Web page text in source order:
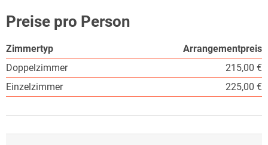
Preise pro Person
Zimmertyp
Arrangementpreis
Doppelzimmer
215,00 €
Einzelzimmer
225,00 €